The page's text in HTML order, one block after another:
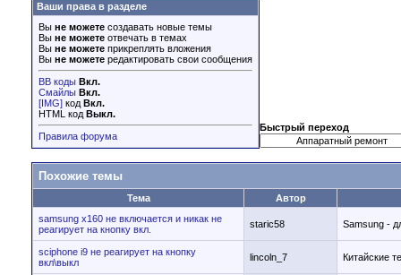
Ваши права в разделе
Вы не можете создавать новые темы
Вы не можете отвечать в темах
Вы не можете прикреплять вложения
Вы не можете редактировать свои сообщения
BB коды Вкл.
Смайлы Вкл.
[IMG] код Вкл.
HTML код Выкл.
Правила форума
Быстрый переход
Похожие темы
Тема
Автор
samsung x160 не включается и никак не
реагирует на кнопку вкл.
staric58 Samsung -
sciphone i9 не реагирует на кнопку
вкл\выкл
lincoln_7 Китайские